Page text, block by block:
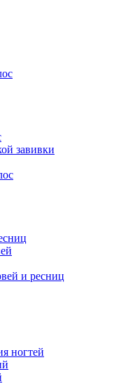
завивки
и ресниц
ногтей